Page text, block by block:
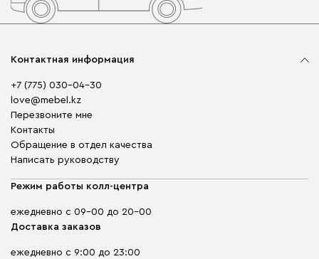
Контактная информация
+7 (775) 030-04-30
love@mebel.kz
Перезвоните мне
Контакты
Обращение в отдел качества
Написать руководству
Режим работы колл-центра
ежедневно с 09-00 до 20-00
Доставка заказов
ежедневно с 9:00 до 23:00